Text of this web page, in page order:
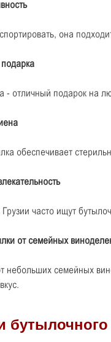
она
подарка
- отличный подарок на
обеспечивает
Грузии часто ищут
от семейных
небольших семейных